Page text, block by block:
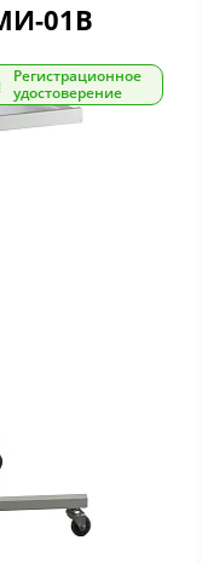
01В
Регистрационное
удостоверение